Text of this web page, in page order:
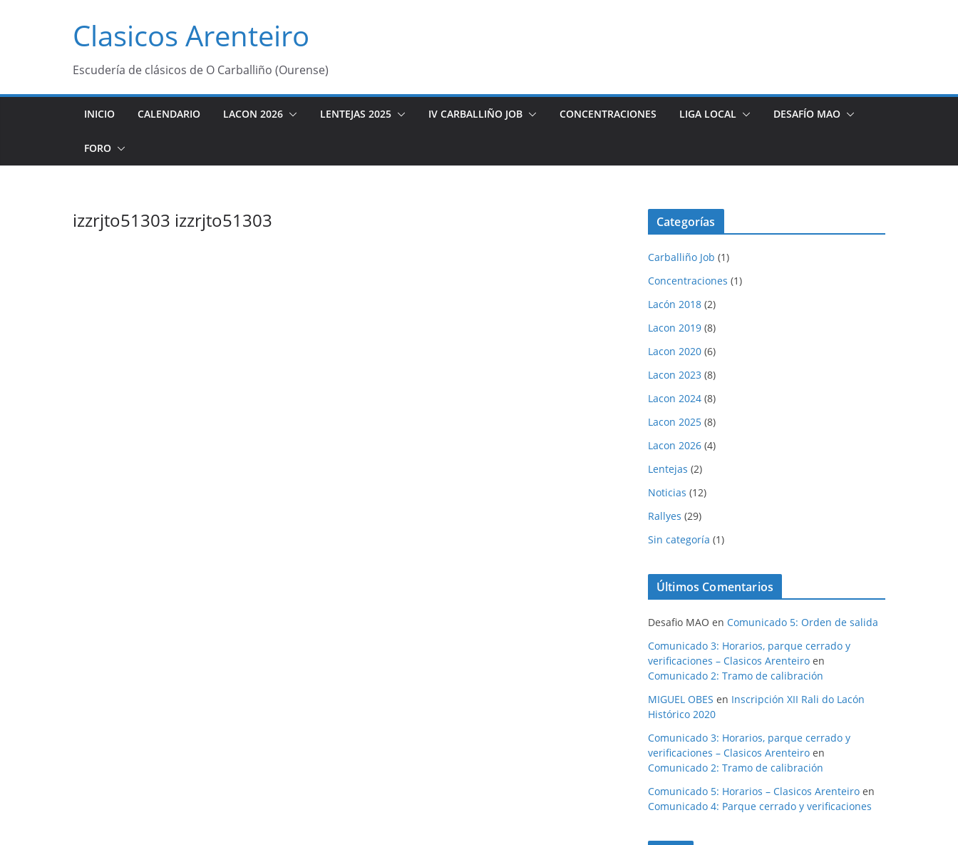
Clasicos Arenteiro
Escudería de clásicos de O Carballiño (Ourense)
INICIO CALENDARIO LACON 2026 LENTEJAS 2025 IV CARBALLIÑO JOB CONCENTRACIONES LIGA LOCAL DESAFÍO MAO
FORO
izzrjto51303 izzrjto51303 Categorías
Carballiño Job (1)
Concentraciones (1)
Lacón 2018 (2)
Lacon 2019 (8)
Lacon 2020 (6)
Lacon 2023 (8)
Lacon 2024 (8)
Lacon 2025 (8)
Lacon 2026 (4)
Lentejas (2)
Noticias (12)
Rallyes (29)
Sin categoría (1)
Últimos Comentarios
Desafio MAO en Comunicado 5: Orden de salida
Comunicado 3: Horarios, parque cerrado y
verificaciones – Clasicos Arenteiro en
Comunicado 2: Tramo de calibración
MIGUEL OBES en Inscripción XII Rali do Lacón
Histórico 2020
Comunicado 3: Horarios, parque cerrado y
verificaciones – Clasicos Arenteiro en
Comunicado 2: Tramo de calibración
Comunicado 5: Horarios – Clasicos Arenteiro en
Comunicado 4: Parque cerrado y verificaciones